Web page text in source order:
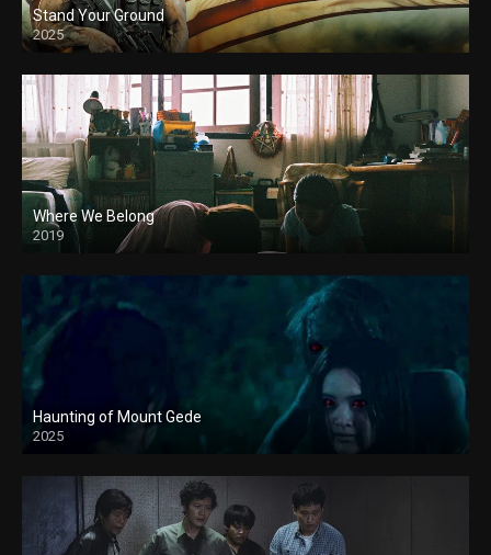
Stand Your Ground
2025
Where We Belong
2019
Haunting of Mount Gede
2025